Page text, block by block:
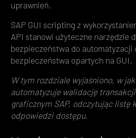
uprawnień.
SAP GUI scripting z
API stanowi użyteczne narzędzie
bezpieczeństwa do automatyzacji
bezpieczeństwa opartych na GUI.
W tym rozdziale wyjaśniono, w
automatyzuje walidację
graficznym SAP, odczytując listę
odpowiedzi dostępu.